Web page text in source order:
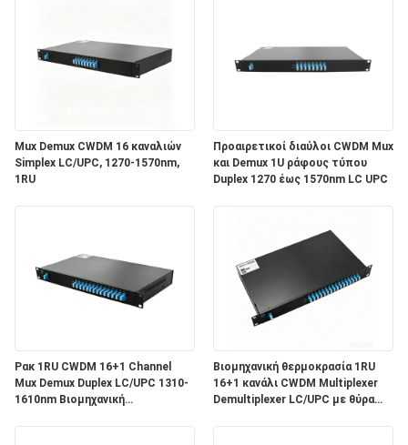
Mux Demux CWDM 16 καναλιών
Simplex LC/UPC, 1270-1570nm,
1RU
Προαιρετικοί διαύλοι CWDM Mux
και Demux 1U ράφους τύπου
Duplex 1270 έως 1570nm LC UPC
Ρακ 1RU CWDM 16+1 Channel
Mux Demux Duplex LC/UPC 1310-
1610nm Βιομηχανική
Βιομηχανική θερμοκρασία 1RU
16+1 κανάλι CWDM Multiplexer
Demultiplexer LC/UPC με θύρα